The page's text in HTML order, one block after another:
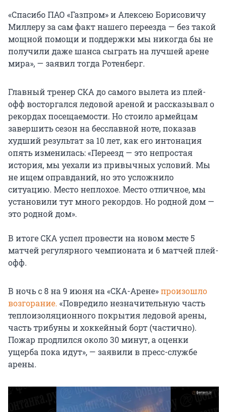
«Спасибо ПАО «Газпром» и Алексею Борисовичу
Миллеру за сам факт нашего переезда — без такой
мощной помощи и поддержки мы никогда бы не
получили даже шанса сыграть на лучшей арене
мира», — заявил тогда Ротенберг.
Главный тренер СКА до самого вылета из плей-
офф восторгался ледовой ареной и рассказывал о
рекордах посещаемости. Но стоило армейцам
завершить сезон на бесславной ноте, показав
худший результат за 10 лет, как его интонация
опять изменилась: «Переезд — это непростая
история, мы уехали из привычных условий. Мы
не ищем оправданий, но это усложнило
ситуацию. Место неплохое. Место отличное, мы
установили тут много рекордов. Но родной дом —
это родной дом».
В итоге СКА успел провести на новом месте 5
матчей регулярного чемпионата и 6 матчей плей-
офф.
В ночь с 8 на 9 июня на «СКА-Арене»произошло
возгорание. «Повредило незначительную часть
теплоизоляционного покрытия ледовой арены,
часть трибуны и хоккейный борт (частично).
Пожар продлился около 30 минут, а оценки
ущерба пока идут», — заявили в пресс-службе
арены.